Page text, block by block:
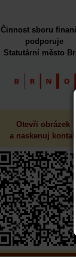
Činnost sboru
podporuje
Statutární město
Otevři obrázek
a naskenuj kontakt